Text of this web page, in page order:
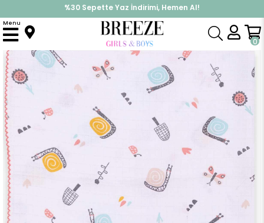
%30 Sepette Yaz İndirimi, Hemen Al!
İndirimlere ek %10 İndirimi Kap, Hemen Üye Ol!
0
Menu
Anasayfa Battaniye